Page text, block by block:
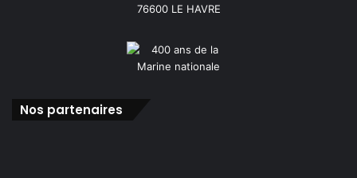
76600 LE HAVRE
Nos partenaires